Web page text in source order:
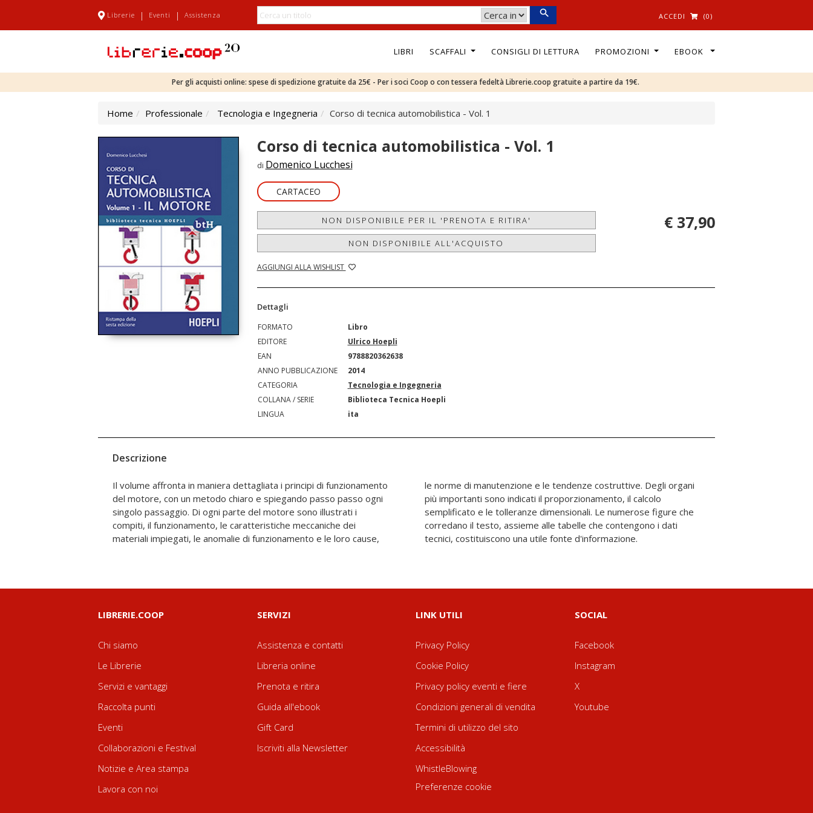
Librerie | Eventi | Assistenza ACCEDI (0)
LIBRI SCAFFALI CONSIGLI DI LETTURA PROMOZIONI EBOOK
Per gli acquisti online: spese di spedizione gratuite da 25€ - Per i soci Coop o con tessera fedeltà Librerie.coop gratuite a partire da 19€.
Home Professionale Tecnologia e Ingegneria Corso di tecnica automobilistica - Vol. 1
Corso di tecnica automobilistica - Vol. 1
di Domenico Lucchesi
CARTACEO
NON DISPONIBILE PER IL 'PRENOTA E RITIRA'
NON DISPONIBILE ALL'ACQUISTO
AGGIUNGI ALLA WISHLIST
€ 37,90
Dettagli
FORMATO
Libro
EDITORE
Ulrico Hoepli
EAN
9788820362638
ANNO PUBBLICAZIONE
2014
CATEGORIA
Tecnologia e Ingegneria
COLLANA / SERIE
Biblioteca Tecnica Hoepli
LINGUA
ita
Descrizione
Il volume affronta in maniera dettagliata i principi di funzionamento
del motore, con un metodo chiaro e spiegando passo passo ogni
singolo passaggio. Di ogni parte del motore sono illustrati i
compiti, il funzionamento, le caratteristiche meccaniche dei
materiali impiegati, le anomalie di funzionamento e le loro cause,
le norme di manutenzione e le tendenze costruttive. Degli organi
più importanti sono indicati il proporzionamento, il calcolo
semplificato e le tolleranze dimensionali. Le numerose figure che
corredano il testo, assieme alle tabelle che contengono i dati
tecnici, costituiscono una utile fonte d'informazione.
LIBRERIE.COOP
Chi siamo
Le Librerie
Servizi e vantaggi
Raccolta punti
Eventi
Collaborazioni e Festival
Notizie e Area stampa
Lavora con noi
SERVIZI
Assistenza e contatti
Libreria online
Prenota e ritira
Guida all'ebook
Gift Card
Iscriviti alla Newsletter
LINK UTILI
Privacy Policy
Cookie Policy
Privacy policy eventi e fiere
Condizioni generali di vendita
Termini di utilizzo del sito
Accessibilità
WhistleBlowing
Preferenze cookie
SOCIAL
Facebook
Instagram
X
Youtube